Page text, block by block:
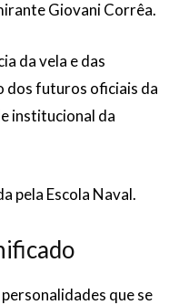
Giovani Corrêa.
da vela e das
dos futuros oficiais da
institucional da
pela Escola Naval.
que se